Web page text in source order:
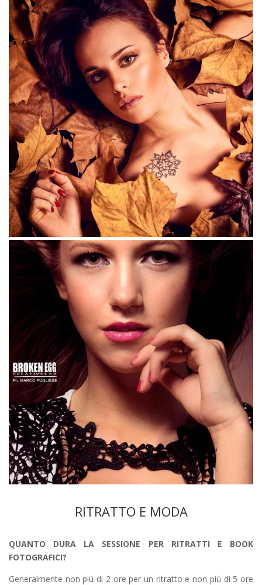
RITRATTO E MODA
QUANTO DURA LA SESSIONE PER RITRATTI E BOOK
FOTOGRAFICI?
Generalmente non più di 2 ore per un ritratto e non più di 5 ore